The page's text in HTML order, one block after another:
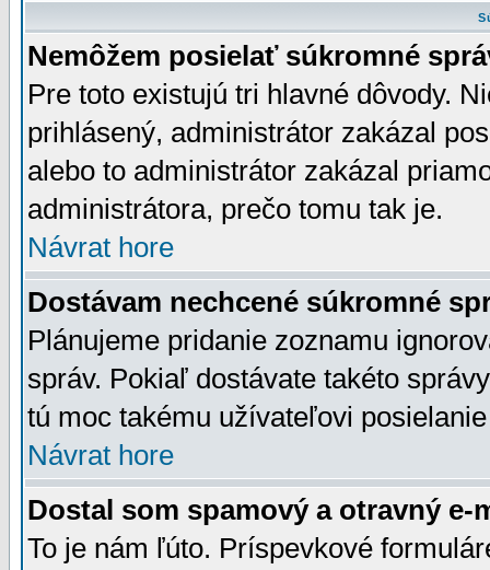
Nemôžem posielať súkromné
Pre toto existujú tri hlavné dôvody.
prihlásený, administrátor zakázal
alebo to administrátor zakázal
administrátora, prečo tomu tak je.
Návrat hore
Dostávam nechcené súkromné
Plánujeme pridanie zoznamu
správ. Pokiaľ dostávate takéto
tú moc takému užívateľovi
Návrat hore
Dostal som spamový a otravný e-
To je nám ľúto. Príspevkové